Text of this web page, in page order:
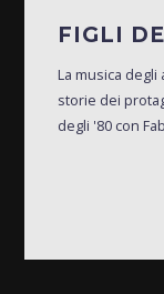
FIGLI
La musica
storie dei
degli '80 con